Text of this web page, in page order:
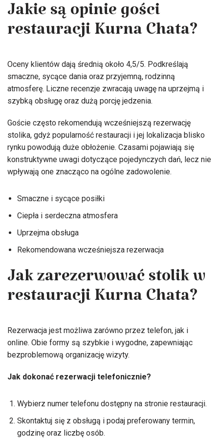
Jakie są opinie gości
restauracji Kurna Chata?
Oceny klientów dają średnią około 4,5/5. Podkreślają
smaczne, sycące dania oraz przyjemną, rodzinną
atmosferę. Liczne recenzje zwracają uwagę na uprzejmą i
szybką obsługę oraz dużą porcję jedzenia.
Goście często rekomendują wcześniejszą rezerwację
stolika, gdyż popularność restauracji i jej lokalizacja blisko
rynku powodują duże obłożenie. Czasami pojawiają się
konstruktywne uwagi dotyczące pojedynczych dań, lecz nie
wpływają one znacząco na ogólne zadowolenie.
Smaczne i sycące posiłki
Ciepła i serdeczna atmosfera
Uprzejma obsługa
Rekomendowana wcześniejsza rezerwacja
Jak zarezerwować stolik w
restauracji Kurna Chata?
Rezerwacja jest możliwa zarówno przez telefon, jak i
online. Obie formy są szybkie i wygodne, zapewniając
bezproblemową organizację wizyty.
Jak dokonać rezerwacji telefonicznie?
Wybierz numer telefonu dostępny na stronie restauracji.
Skontaktuj się z obsługą i podaj preferowany termin,
godzinę oraz liczbę osób.